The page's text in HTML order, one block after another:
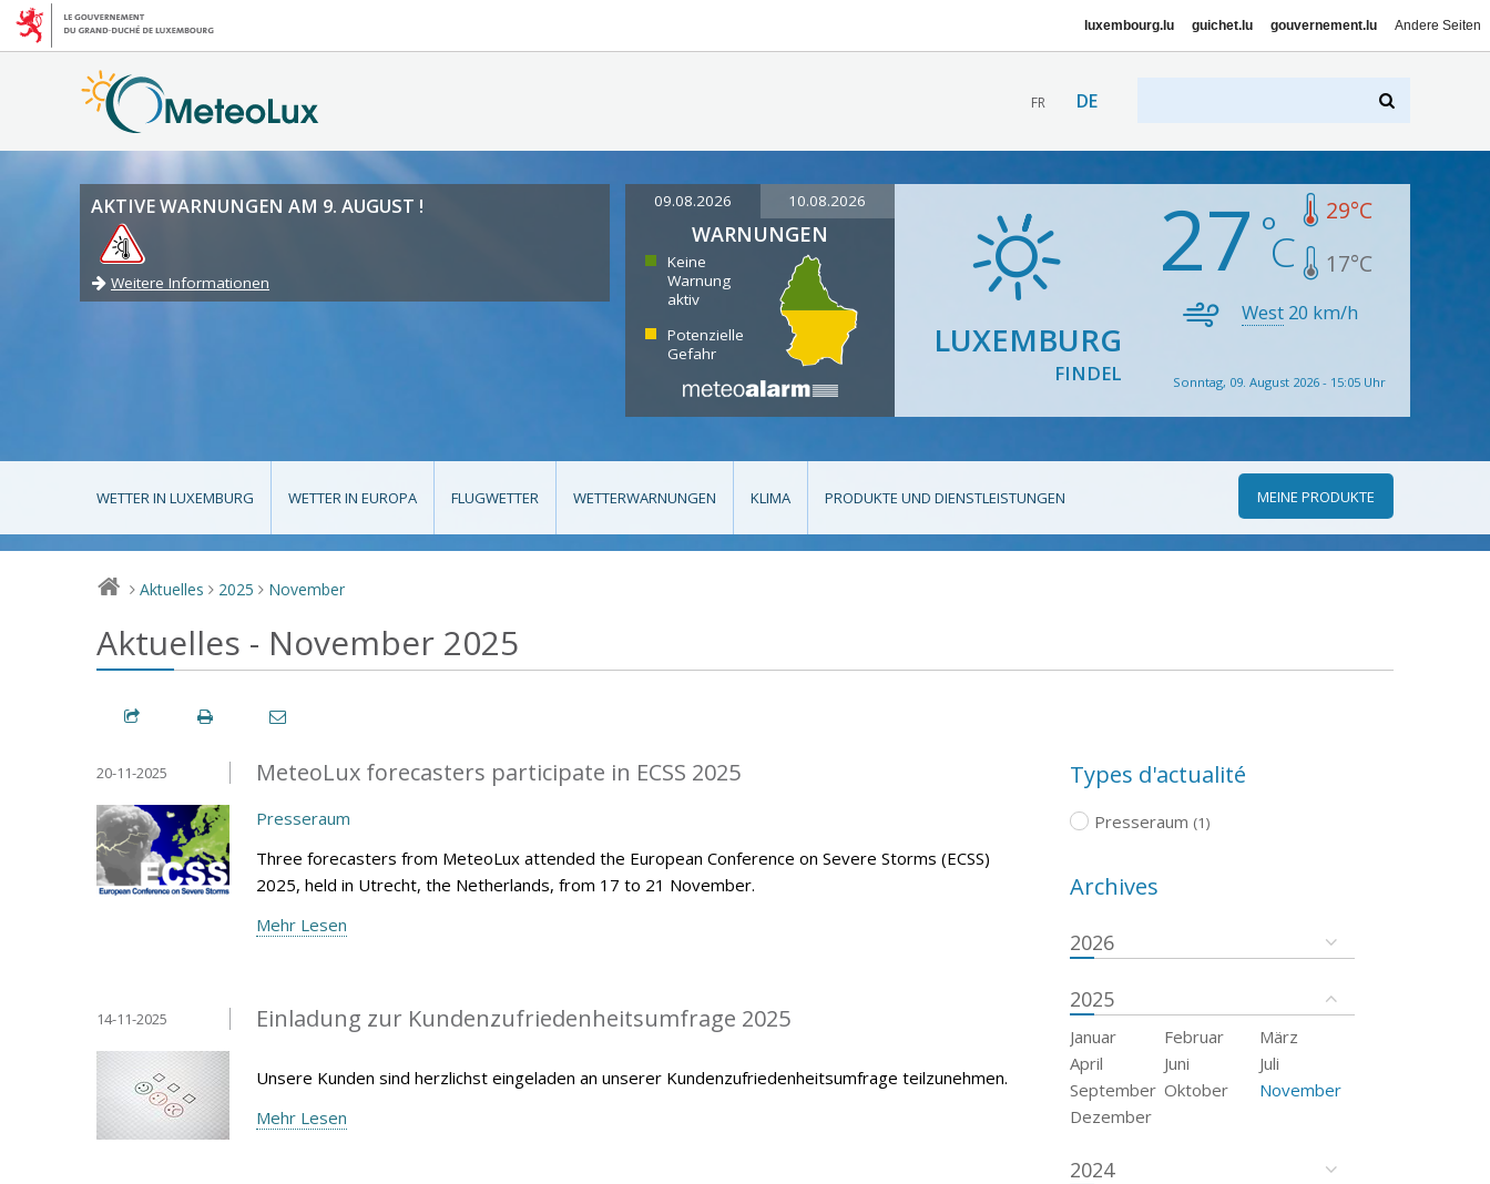
luxembourg.lu guichet.lu gouvernement.lu Andere Seiten
FR DE
AKTIVE WARNUNGEN AM 9. AUGUST !
Weitere Informationen
09.08.2026 10.08.2026
WARNUNGEN
Keine
Warnung
aktiv
Potenzielle
Gefahr
LUXEMBURG
FINDEL
27 29°C
17°C
West 20 km/h
Sonntag, 09. August 2026 - 15:05 Uhr
WETTER IN LUXEMBURG WETTER IN EUROPA FLUGWETTER WETTERWARNUNGEN KLIMA PRODUKTE UND DIENSTLEISTUNGEN MEINE PRODUKTE
> Aktuelles > 2025 > November
Aktuelles - November 2025
MeteoLux forecasters participate in ECSS 2025
20-11-2025
Presseraum
Three forecasters from MeteoLux attended the European Conference on Severe Storms (ECSS)
2025, held in Utrecht, the Netherlands, from 17 to 21 November.
Mehr Lesen
Einladung zur Kundenzufriedenheitsumfrage 2025
14-11-2025
Unsere Kunden sind herzlichst eingeladen an unserer Kundenzufriedenheitsumfrage teilzunehmen.
Mehr Lesen
Types d'actualité
Presseraum (1)
Archives
2026
2025
Januar Februar
März
April
Juni
Juli
September Oktober
November
Dezember
2024